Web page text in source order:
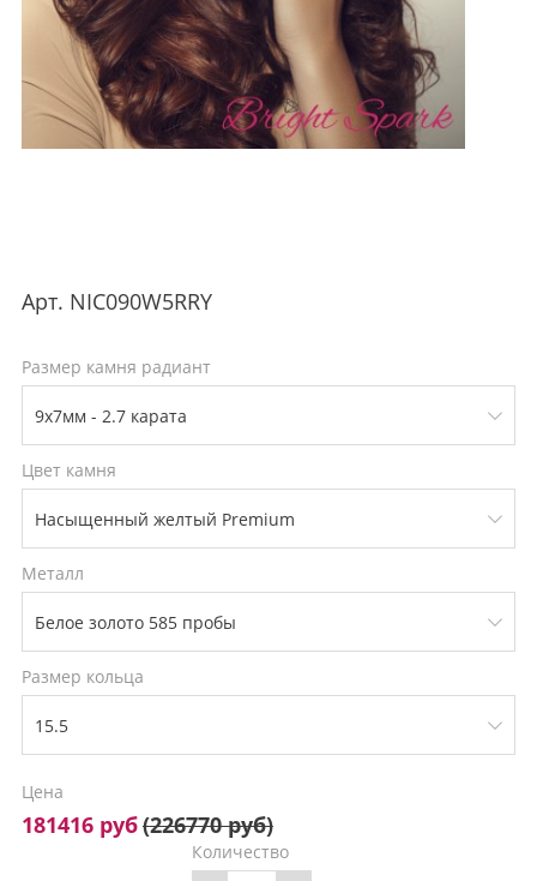
Арт. NIC090W5RRY
Размер камня радиант
Цвет камня
Металл
Размер кольца
Цена
181416 руб(226770 руб)
Количество